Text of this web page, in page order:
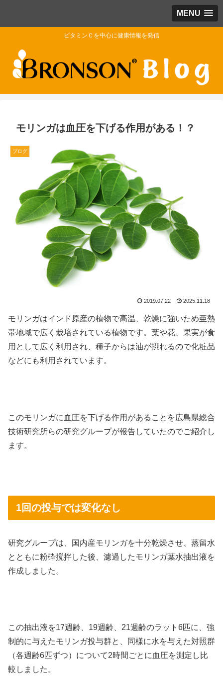
MENU
ビタミンＣを中心に健康情報を発信
モリンガは血圧を下げる作用がある！？
ブログ
2019.07.22 2025.11.18
モリンガはインド原産の植物で高温、乾燥に強いため亜熱
帯地域で広く栽培されている植物です。葉や花、果実が食
用として広く利用され、種子からは油が摂れるので化粧品
などにも利用されています。
このモリンガに血圧を下げる作用があることを広島県総合
技術研究所らの研究グループが報告していたのでご紹介し
ます。
1回の投与では変化なし
研究グループは、国内産モリンガを十分乾燥させ、蒸留水
とともに粉砕撹拌した後、濾過したモリンガ葉水抽出液を
作成しました。
この抽出液を17週齢、19週齢、21週齢のラット6匹に、強
制的に与えたモリンガ投与群と、同様に水を与えた対照群
（各週齢6匹ずつ）について2時間ごとに血圧を測定し比
較しました。